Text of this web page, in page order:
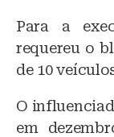
Para a
requereu o
de 10
O
em